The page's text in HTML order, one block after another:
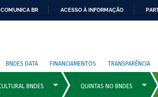
COMUNICA BR ACESSO À INFORMAÇÃO
BNDES DATA FINANCIAMENTOS TRANSPARÊNCIA